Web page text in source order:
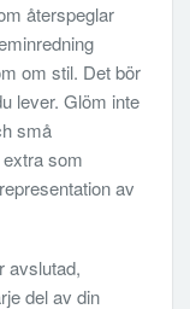
återspeglar
om stil. Det bör
lever. Glöm inte
små
som
av
avslutad,
del av din